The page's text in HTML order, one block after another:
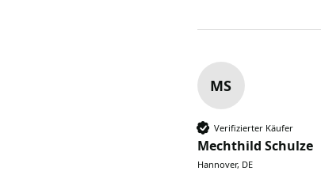
MS
Verifizierter Käufer
Mechthild Schulze
Hannover, DE